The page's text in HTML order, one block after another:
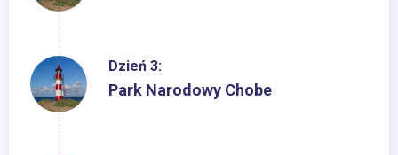
Dzień 3:
Park Narodowy Chobe